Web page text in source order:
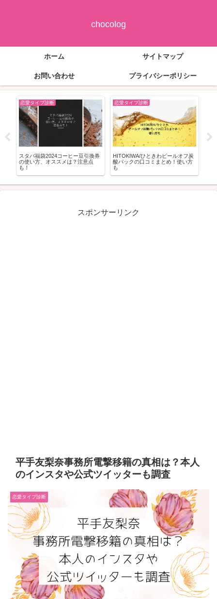
chocolog
ホーム サイトマップ
お問い合わせ プライバシーポリシー
恋愛タイプ診断
スタバ福袋2024コーヒー豆引換券
の使い方、オススメは？注意点
も！
恋愛タイプ診断
HITOKIWA/ひときわピールオフ炭
酸パックの口コミまとめ！使い方
も
スポンサーリンク
平手友梨奈事務所電撃移籍の真相は？本人
のインスタや公式ツイッターも調査
恋愛タイプ診断